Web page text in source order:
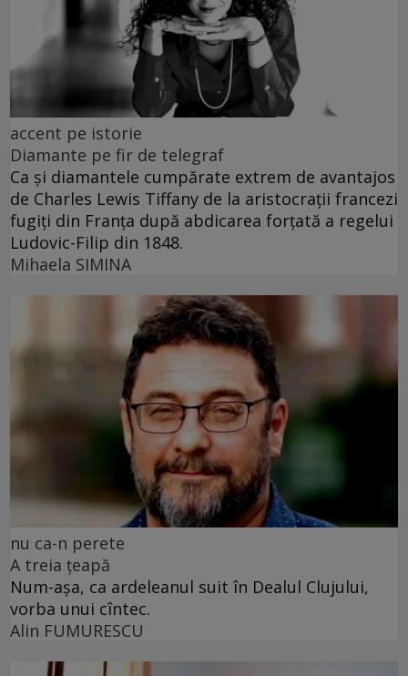
accent pe istorie
Diamante pe fir de telegraf
Ca și diamantele cumpărate extrem de avantajos
de Charles Lewis Tiffany de la aristocrații francezi
fugiți din Franța după abdicarea forțată a regelui
Ludovic-Filip din 1848.
Mihaela SIMINA
nu ca-n perete
A treia țeapă
Num-așa, ca ardeleanul suit în Dealul Clujului,
vorba unui cîntec.
Alin FUMURESCU